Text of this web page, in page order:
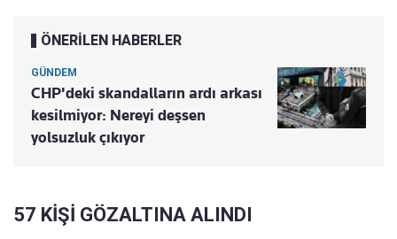
ÖNERİLEN HABERLER
GÜNDEM
CHP'deki skandalların ardı arkası
kesilmiyor: Nereyi deşsen
yolsuzluk çıkıyor
57 KİŞİ GÖZALTINA ALINDI